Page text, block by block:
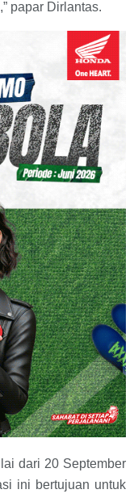
papar Dirlantas.
dari 20 September
ini bertujuan untuk